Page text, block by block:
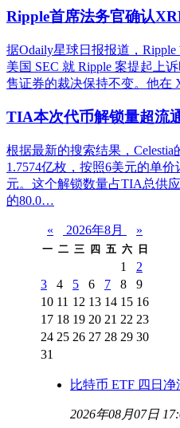
Ripple首席法务官确认
据Odaily星球日报报道，Ripple
美国 SEC 就 Ripple 案提起上
售证券的裁决保持不变。他在
TIA本次代币解锁量超流
根据最新的搜索结果，
1.7574亿枚，按照6美元的单
元。这个解锁数量占TIA总供
的80.0…
« 2026年8月 »
一 二 三 四 五 六 日
1
2
3
4 5 6 7 8
9
10 11 12 13 14 15 16
17 18 19 20 21 22 23
24 25 26 27 28 29 30
31
比特币 ETF 四日净
2026年08月07日